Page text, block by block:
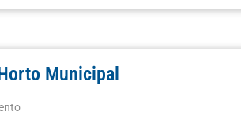
Municipal